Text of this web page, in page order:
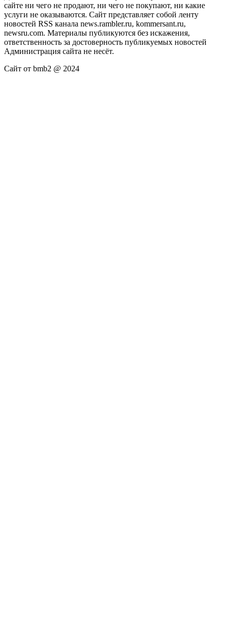
сайте ни чего не продают, ни чего не покупают, ни какие
услуги не оказываются. Сайт представляет собой ленту
новостей RSS канала news.rambler.ru, kommersant.ru,
newsru.com. Материалы публикуются без искажения,
ответственность за достоверность публикуемых новостей
Администрация сайта не несёт.
Сайт от bmb2 @ 2024